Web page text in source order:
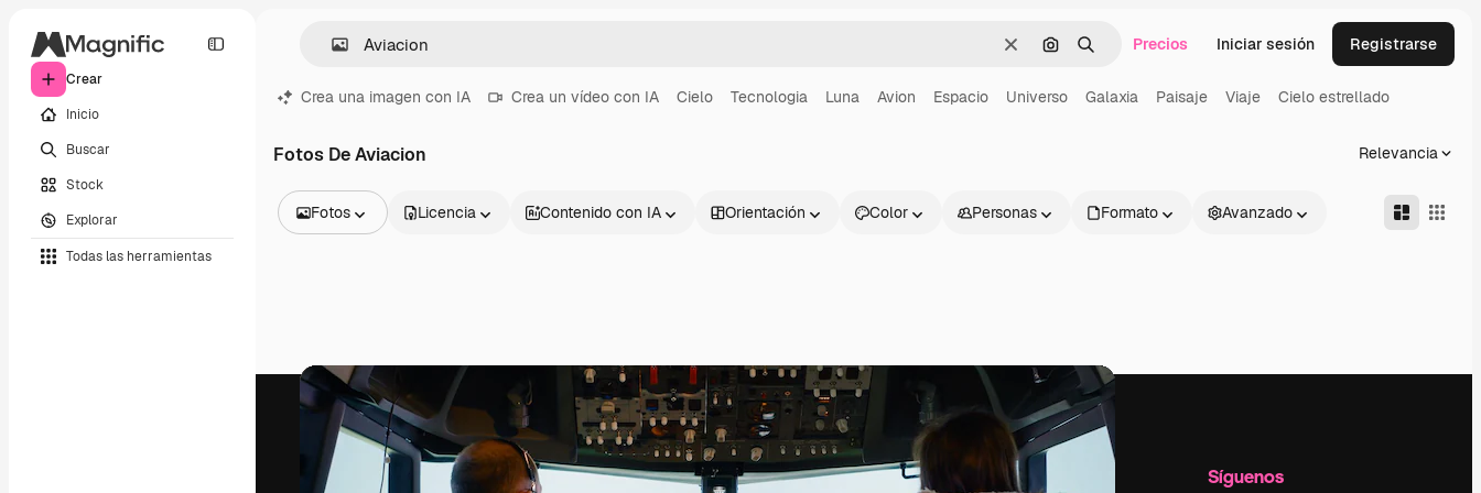
Crear
Inicio
Buscar
Stock
Explorar
Todas las herramientas
BorrarBuscar por imagen
BuscarPrecios Iniciar sesión Registrarse
Crea una imagen con IA Crea un vídeo con IA Cielo Tecnologia Luna Avion Espacio Universo Galaxia Paisaje Viaje Cielo estrellado
Fotos De Aviacion Relevancia
Fotos
Vídeos
Clips de vídeo
Motion graphics
Plantillas de vídeos
Modelos 3D
Fuentes
Licencia Contenido con IA Orientación Color Personas Formato Avanzado
Productos Información útil Empresa Síguenos